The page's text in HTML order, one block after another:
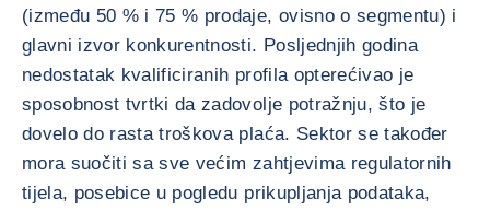
(između 50 % i 75 % prodaje, ovisno o segmentu) i
glavni izvor konkurentnosti. Posljednjih godina
nedostatak kvalificiranih profila opterećivao je
sposobnost tvrtki da zadovolje potražnju, što je
dovelo do rasta troškova plaća. Sektor se također
mora suočiti sa sve većim zahtjevima regulatornih
tijela, posebice u pogledu prikupljanja podataka,